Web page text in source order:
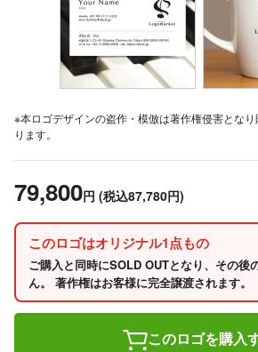
※本ロゴデザインの盗作・模倣は著作権侵害とな
ります。
79,800円 (税込87,780円)
このロゴはオリジナル1点もの
ご購入と同時にSOLD OUTとなり、その後
ん。 著作権はお客様に完全譲渡されます。
このロゴを購入